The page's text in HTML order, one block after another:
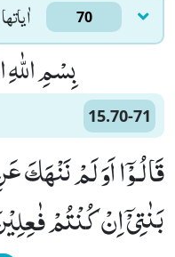
اٰياتها 70
بِسْمِ
15.70-71
بَنٰتِیْۤ اِنْ كُنْتُمْ